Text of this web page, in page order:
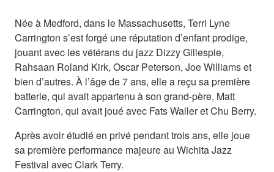
Née à Medford, dans le Massachusetts, Terri Lyne
Carrington s’est forgé une réputation d’enfant prodige,
jouant avec les vétérans du jazz Dizzy Gillespie,
Rahsaan Roland Kirk, Oscar Peterson, Joe Williams et
bien d’autres. À l’âge de 7 ans, elle a reçu sa première
batterie, qui avait appartenu à son grand-père, Matt
Carrington, qui avait joué avec Fats Waller et Chu Berry.
Après avoir étudié en privé pendant trois ans, elle joue
sa première performance majeure au Wichita Jazz
Festival avec Clark Terry.